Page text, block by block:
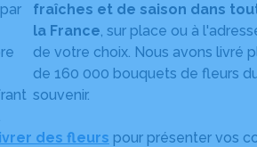
fraîches et de saison dans
la France, sur place ou à
de votre choix. Nous avons livré
de 160 000 bouquets de fleurs
souvenir.
des fleurs pour présenter vos